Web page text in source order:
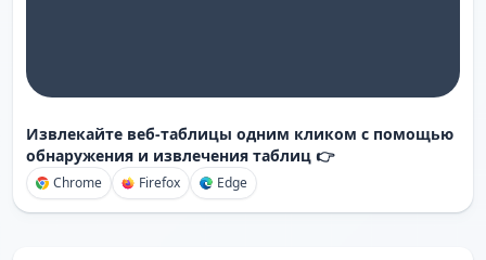
Извлекайте веб-таблицы одним кликом с помощью
обнаружения и извлечения таблиц 👉
Chrome Firefox Edge